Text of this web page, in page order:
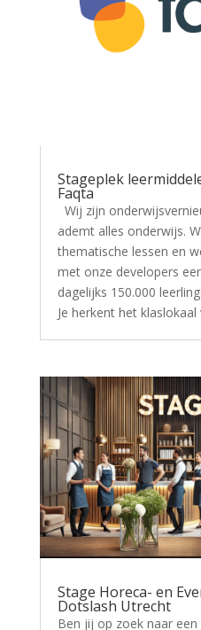
Stageplek
Faqta
Wij zijn
ademt alles onderwijs.
thematische lessen en
met onze developers
dagelijks 150.000
Je herkent het klaslokaal
Stage Horeca- en
Dotslash Utrecht
Ben jij op zoek naar